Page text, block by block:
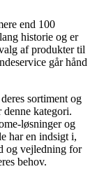
end 100
historie og er
af produkter til
går hånd
sortiment og
kategori.
løsninger og
har en indsigt i,
og vejledning for
behov.